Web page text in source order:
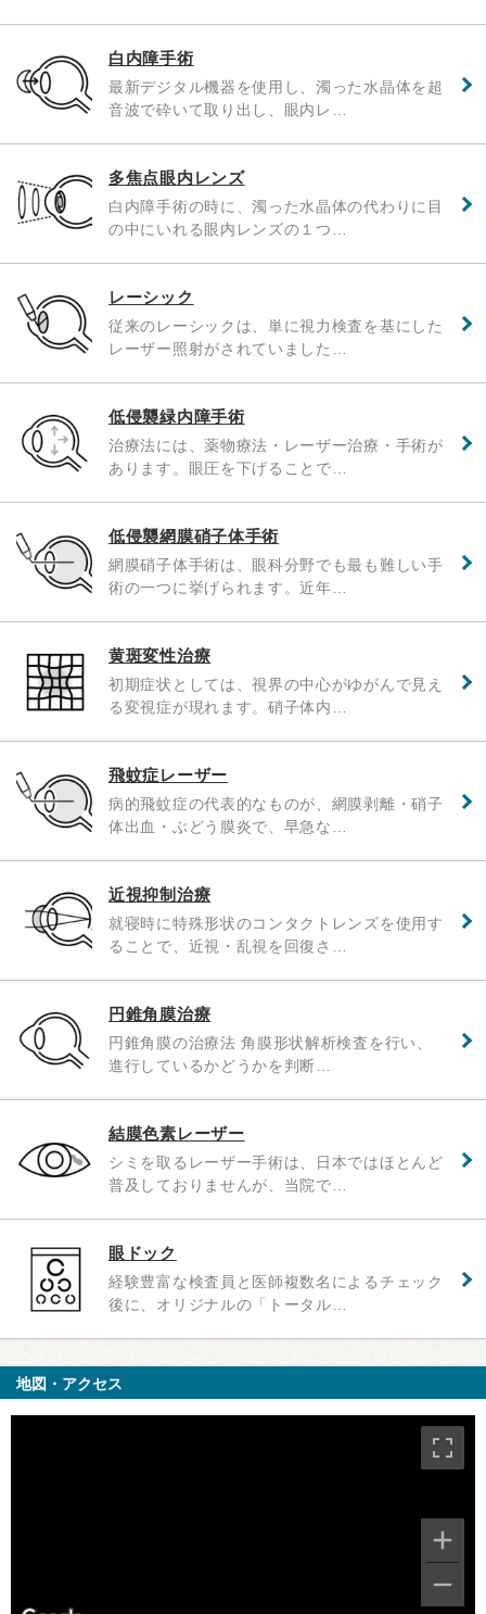
白内障手術
最新デジタル機器を使用し、濁った水晶体を超
音波で砕いて取り出し、眼内レ…
多焦点眼内レンズ
白内障手術の時に、濁った水晶体の代わりに目
の中にいれる眼内レンズの１つ…
レーシック
従来のレーシックは、単に視力検査を基にした
レーザー照射がされていました…
低侵襲緑内障手術
治療法には、薬物療法・レーザー治療・手術が
あります。眼圧を下げることで…
低侵襲網膜硝子体手術
網膜硝子体手術は、眼科分野でも最も難しい手
術の一つに挙げられます。近年…
黄斑変性治療
初期症状としては、視界の中心がゆがんで見え
る変視症が現れます。硝子体内…
飛蚊症レーザー
病的飛蚊症の代表的なものが、網膜剥離・硝子
体出血・ぶどう膜炎で、早急な…
近視抑制治療
就寝時に特殊形状のコンタクトレンズを使用す
ることで、近視・乱視を回復さ…
円錐角膜治療
円錐角膜の治療法 角膜形状解析検査を行い、
進行しているかどうかを判断…
結膜色素レーザー
シミを取るレーザー手術は、日本ではほとんど
普及しておりませんが、当院で…
眼ドック
経験豊富な検査員と医師複数名によるチェック
後に、オリジナルの「トータル…
地図・アクセス